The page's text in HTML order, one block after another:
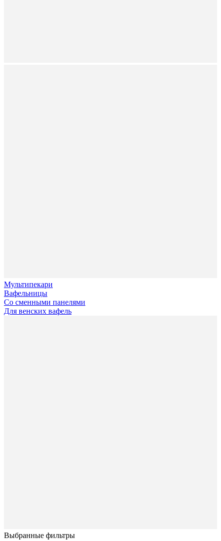
Мультипекари
Вафельницы
Со сменными панелями
Для венских вафель
Выбранные фильтры